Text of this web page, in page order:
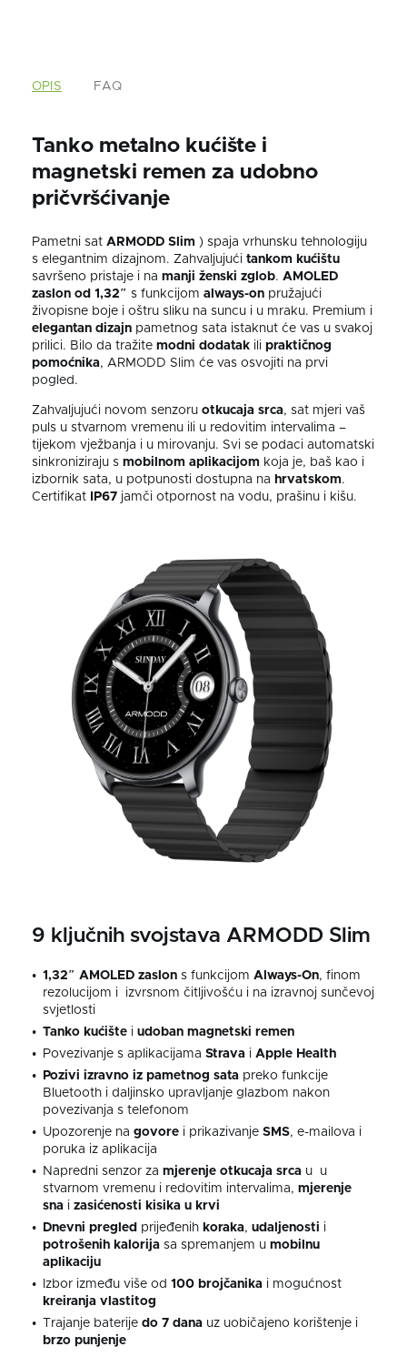
OPIS FAQ
Tanko metalno kućište i
magnetski remen za udobno
pričvršćivanje
Pametni sat ARMODD Slim ) spaja vrhunsku tehnologiju
s elegantnim dizajnom. Zahvaljujući tankom kućištu
savršeno pristaje i na manji ženski zglob. AMOLED
zaslon od 1,32″ s funkcijom always-on pružajući
živopisne boje i oštru sliku na suncu i u mraku. Premium i
elegantan dizajn pametnog sata istaknut će vas u svakoj
prilici. Bilo da tražite modni dodatak ili praktičnog
pomoćnika, ARMODD Slim će vas osvojiti na prvi
pogled.
Zahvaljujući novom senzoru otkucaja srca, sat mjeri vaš
puls u stvarnom vremenu ili u redovitim intervalima –
tijekom vježbanja i u mirovanju. Svi se podaci automatski
sinkroniziraju s mobilnom aplikacijom koja je, baš kao i
izbornik sata, u potpunosti dostupna na hrvatskom.
Certifikat
IP67 jamči otpornost na vodu, prašinu i kišu.
9 ključnih svojstava ARMODD Slim
1,32″ AMOLED zaslon s funkcijom Always-On, finom
rezolucijom i izvrsnom čitljivošću i na izravnoj sunčevoj
svjetlosti
Tanko kućište i udoban magnetski remen
Povezivanje s aplikacijama Strava i Apple Health
Pozivi izravno iz pametnog sata preko funkcije
Bluetooth i daljinsko upravljanje glazbom nakon
povezivanja s telefonom
Upozorenje na govore i prikazivanje SMS, e-mailova i
poruka iz aplikacija
Napredni senzor za mjerenje otkucaja srca u u
stvarnom vremenu i redovitim intervalima, mjerenje
sna i zasićenosti kisika u krvi
Dnevni pregled prijeđenih koraka, udaljenosti i
potrošenih kalorija sa spremanjem u mobilnu
aplikaciju
Izbor između više od 100 brojčanika i mogućnost
kreiranja vlastitog
Trajanje baterije do 7 dana uz uobičajeno korištenje i
brzo punjenje